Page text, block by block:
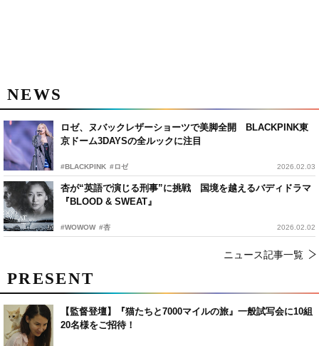
NEWS
ロゼ、ヌバックレザーショーツで美脚全開 BLACKPINK東
京ドーム3DAYSの全ルックに注目
#BLACKPINK #ロゼ 2026.02.03
杏が“英語で演じる刑事”に挑戦 国境を越えるバディドラマ
『BLOOD & SWEAT』
#WOWOW #杏 2026.02.02
ニュース記事一覧
PRESENT
【監督登壇】『猫たちと7000マイルの旅』一般試写会に10組
20名様をご招待！